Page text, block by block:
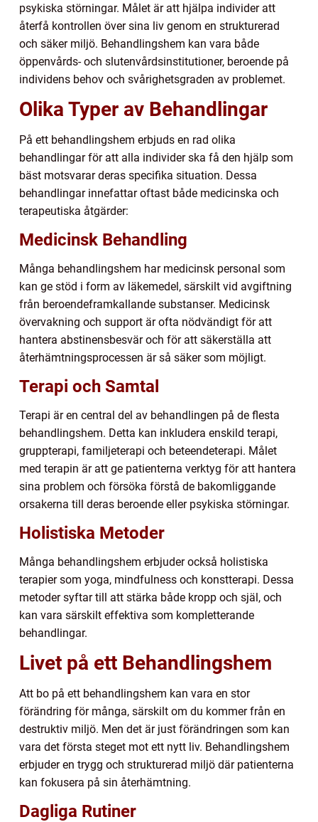
psykiska störningar. Målet är att hjälpa individer att
återfå kontrollen över sina liv genom en strukturerad
och säker miljö. Behandlingshem kan vara både
öppenvårds- och slutenvårdsinstitutioner, beroende på
individens behov och svårighetsgraden av problemet.
Olika Typer av Behandlingar
På ett behandlingshem erbjuds en rad olika
behandlingar för att alla individer ska få den hjälp som
bäst motsvarar deras specifika situation. Dessa
behandlingar innefattar oftast både medicinska och
terapeutiska åtgärder:
Medicinsk Behandling
Många behandlingshem har medicinsk personal som
kan ge stöd i form av läkemedel, särskilt vid avgiftning
från beroendeframkallande substanser. Medicinsk
övervakning och support är ofta nödvändigt för att
hantera abstinensbesvär och för att säkerställa att
återhämtningsprocessen är så säker som möjligt.
Terapi och Samtal
Terapi är en central del av behandlingen på de flesta
behandlingshem. Detta kan inkludera enskild terapi,
gruppterapi, familjeterapi och beteendeterapi. Målet
med terapin är att ge patienterna verktyg för att hantera
sina problem och försöka förstå de bakomliggande
orsakerna till deras beroende eller psykiska störningar.
Holistiska Metoder
Många behandlingshem erbjuder också holistiska
terapier som yoga, mindfulness och konstterapi. Dessa
metoder syftar till att stärka både kropp och själ, och
kan vara särskilt effektiva som kompletterande
behandlingar.
Livet på ett Behandlingshem
Att bo på ett behandlingshem kan vara en stor
förändring för många, särskilt om du kommer från en
destruktiv miljö. Men det är just förändringen som kan
vara det första steget mot ett nytt liv. Behandlingshem
erbjuder en trygg och strukturerad miljö där patienterna
kan fokusera på sin återhämtning.
Dagliga Rutiner